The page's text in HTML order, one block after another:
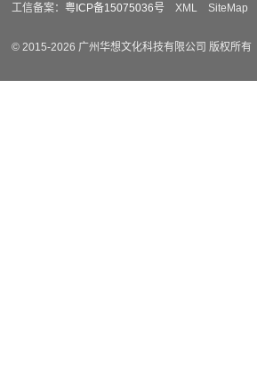
工信备案： 粤ICP备15075036号 XML SiteMap
© 2015-2026 广州华想文化科技有限公司 版权所有